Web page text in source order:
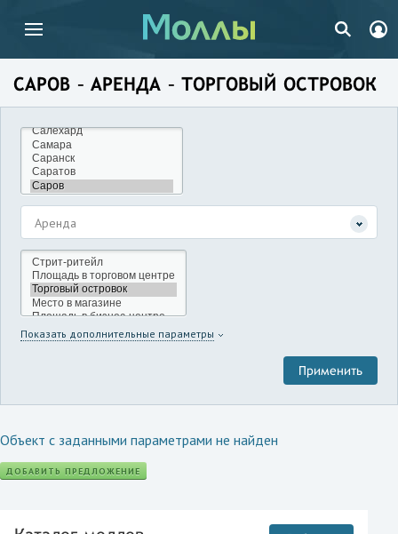
САРОВ – АРЕНДА – ТОРГОВЫЙ ОСТРОВОК
Аренда
Показать дополнительные параметры
Объект с заданными параметрами не найден
ДОБАВИТЬ ПРЕДЛОЖЕНИЕ